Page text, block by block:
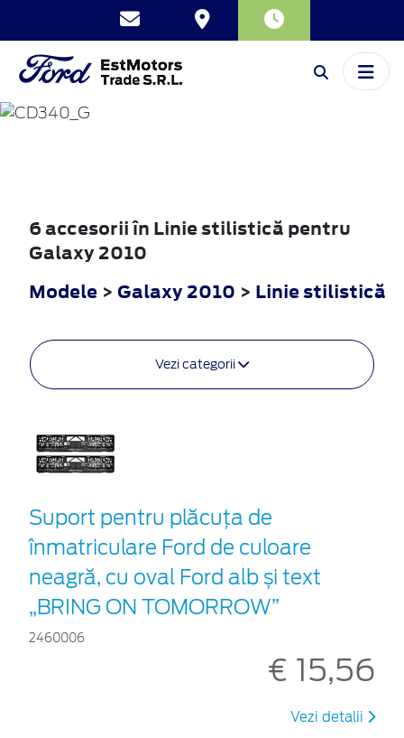
GALAXY
6 accesorii în Linie stilistică pentru
Galaxy 2010
Modele > Galaxy 2010 > Linie stilistică
Vezi categorii
Suport pentru plăcuța de
înmatriculare Ford de culoare
neagră, cu oval Ford alb și text
„BRING ON TOMORROW”
2460006
€ 15,56
Vezi detalii